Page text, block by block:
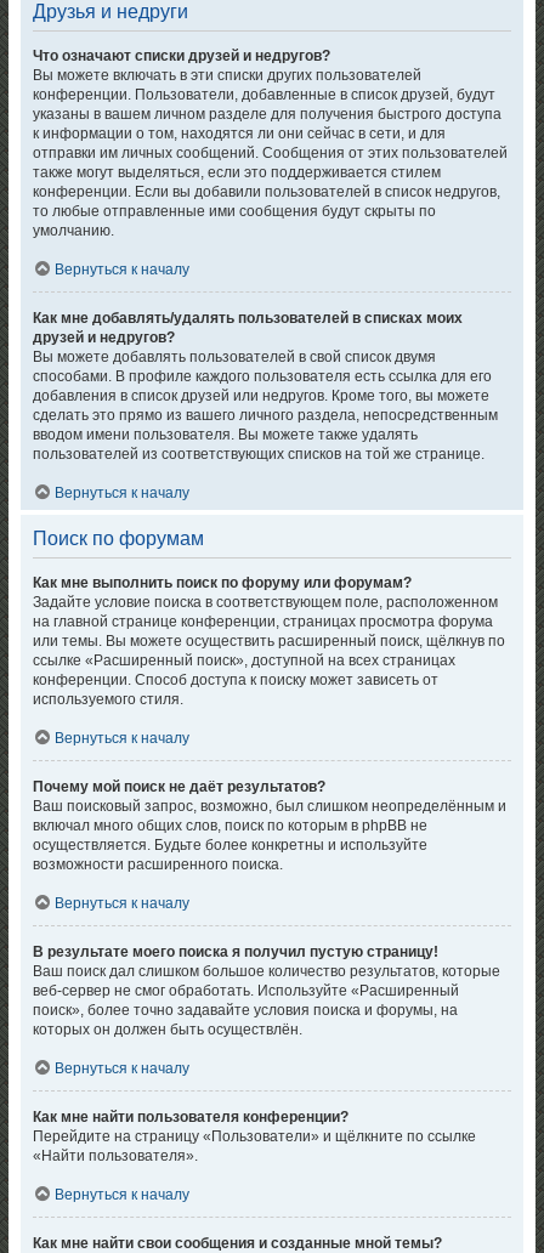
Друзья и недруги
Что означают списки друзей и недругов?
Вы можете включать в эти списки других пользователей
конференции. Пользователи, добавленные в список друзей, будут
указаны в вашем личном разделе для получения быстрого доступа
к информации о том, находятся ли они сейчас в сети, и для
отправки им личных сообщений. Сообщения от этих пользователей
также могут выделяться, если это поддерживается стилем
конференции. Если вы добавили пользователей в список недругов,
то любые отправленные ими сообщения будут скрыты по
умолчанию.
Вернуться к началу
Как мне добавлять/удалять пользователей в списках моих
друзей и недругов?
Вы можете добавлять пользователей в свой список двумя
способами. В профиле каждого пользователя есть ссылка для его
добавления в список друзей или недругов. Кроме того, вы можете
сделать это прямо из вашего личного раздела, непосредственным
вводом имени пользователя. Вы можете также удалять
пользователей из соответствующих списков на той же странице.
Вернуться к началу
Поиск по форумам
Как мне выполнить поиск по форуму или форумам?
Задайте условие поиска в соответствующем поле, расположенном
на главной странице конференции, страницах просмотра форума
или темы. Вы можете осуществить расширенный поиск, щёлкнув по
ссылке «Расширенный поиск», доступной на всех страницах
конференции. Способ доступа к поиску может зависеть от
используемого стиля.
Вернуться к началу
Почему мой поиск не даёт результатов?
Ваш поисковый запрос, возможно, был слишком неопределённым и
включал много общих слов, поиск по которым в phpBB не
осуществляется. Будьте более конкретны и используйте
возможности расширенного поиска.
Вернуться к началу
В результате моего поиска я получил пустую страницу!
Ваш поиск дал слишком большое количество результатов, которые
веб-сервер не смог обработать. Используйте «Расширенный
поиск», более точно задавайте условия поиска и форумы, на
которых он должен быть осуществлён.
Вернуться к началу
Как мне найти пользователя конференции?
Перейдите на страницу «Пользователи» и щёлкните по ссылке
«Найти пользователя».
Вернуться к началу
Как мне найти свои сообщения и созданные мной темы?